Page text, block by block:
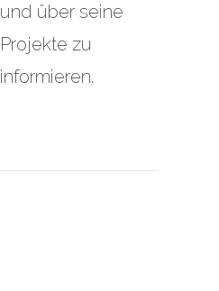
und über seine
Projekte zu
informieren.